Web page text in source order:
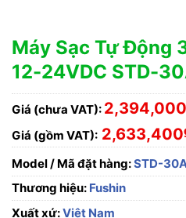
Máy Sạc Tự Động
12-24VDC STD-
Giá (chưa VAT): 2,394,000
Giá (gồm VAT): 2,633,400
Model / Mã đặt hàng:STD-
Thương hiệu: Fushin
Xuất xứ:Việt Nam